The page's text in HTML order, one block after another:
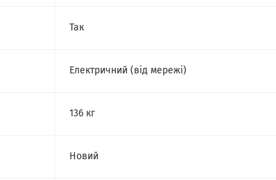
Так
Електричний (від мережі)
136 кг
Новий